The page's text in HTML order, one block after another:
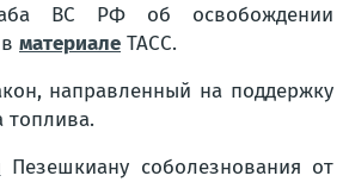
ВС РФ об освобождении
материале ТАСС.
направленный на поддержку
топлива.
Пезешкиану соболезнования от